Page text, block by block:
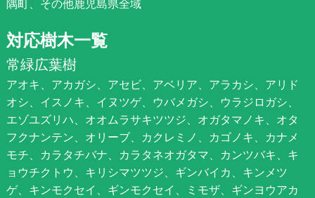
隅町、その他鹿児島県全域
対応樹木一覧
常緑広葉樹
アオキ、アカガシ、アセビ、アベリア、アラカシ、アリド
オシ、イスノキ、イヌツゲ、ウバメガシ、ウラジロガシ、
エゾユズリハ、オオムラサキツツジ、オガタマノキ、オタ
フクナンテン、オリーブ、カクレミノ、カゴノキ、カナメ
モチ、カラタチバナ、カラタネオガタマ、カンツバキ、キ
ョウチクトウ、キリシマツツジ、ギンバイカ、キンメツ
ゲ、キンモクセイ、ギンモクセイ、ミモザ、ギンヨウアカ